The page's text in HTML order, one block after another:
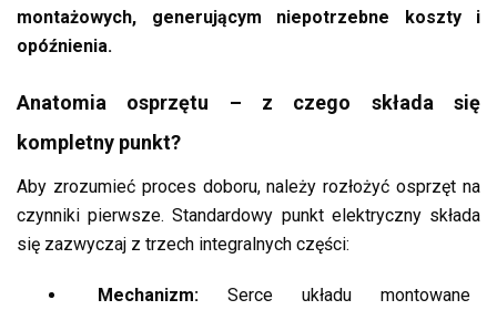
montażowych, generującym niepotrzebne koszty i
opóźnienia.
Anatomia osprzętu – z czego składa się
kompletny punkt?
Aby zrozumieć proces doboru, należy rozłożyć osprzęt na
czynniki pierwsze. Standardowy punkt elektryczny składa
się zazwyczaj z trzech integralnych części:
Mechanizm: Serce układu montowane